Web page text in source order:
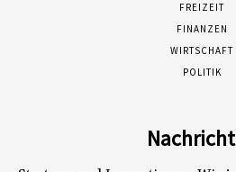
FREIZEIT
FINANZEN
WIRTSCHAFT
POLITIK